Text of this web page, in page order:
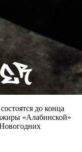
до конца
«Алабинской»